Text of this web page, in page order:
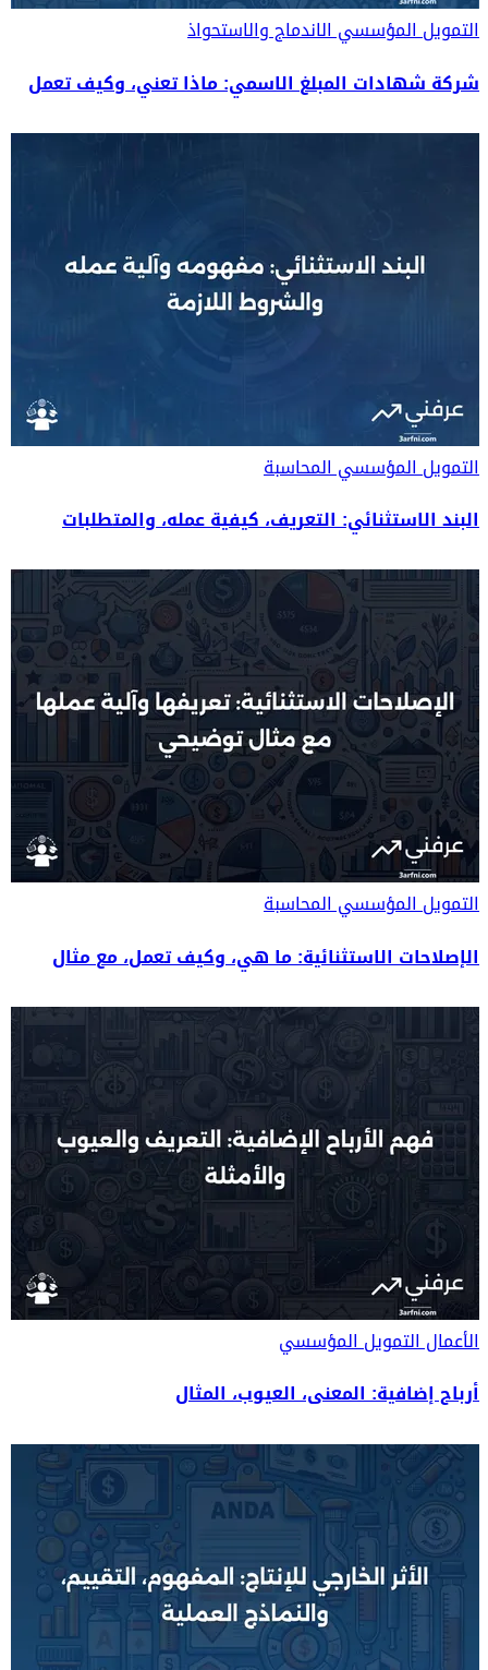
التمويل المؤسسيالاندماج والاستحواذ
شركة شهادات المبلغ الاسمي: ماذا تعني، وكيف تعمل
التمويل المؤسسيالمحاسبة
البند الاستثنائي: التعريف، كيفية عمله، والمتطلبات
التمويل المؤسسيالمحاسبة
الإصلاحات الاستثنائية: ما هي، وكيف تعمل، مع مثال
الأعمالالتمويل المؤسسي
أرباح إضافية: المعنى، العيوب، المثال